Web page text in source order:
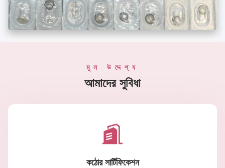
মূল উদ্দেশ্য
আমাদের সুবিধা
কঠোর সার্টিফিকেশন